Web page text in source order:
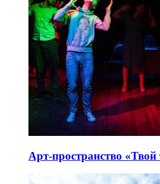
Арт-пространство «Твой